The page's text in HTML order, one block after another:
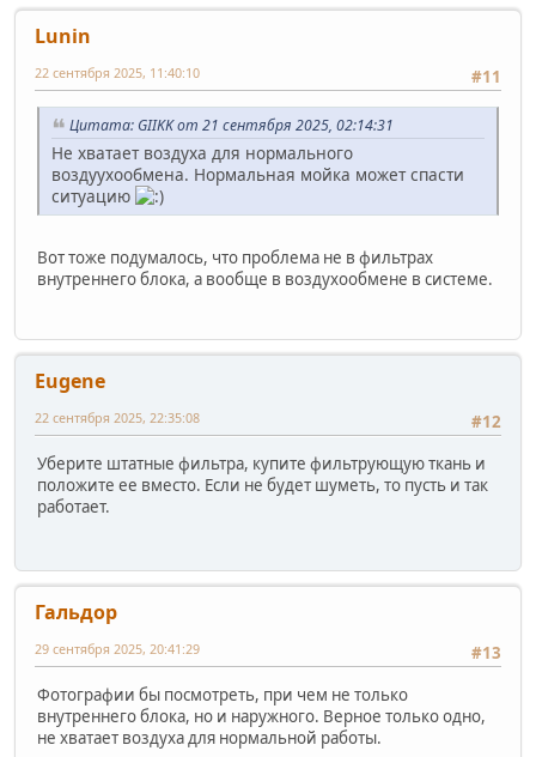
Lunin
#11
22 сентября 2025, 11:40:10
Цитата: GIIKK от 21 сентября 2025, 02:14:31
Не хватает воздуха для нормального
воздуухообмена. Нормальная мойка может спасти
ситуацию
Вот тоже подумалось, что проблема не в фильтрах
внутреннего блока, а вообще в воздухообмене в системе.
Eugene
#12
22 сентября 2025, 22:35:08
Уберите штатные фильтра, купите фильтрующую ткань и
положите ее вместо. Если не будет шуметь, то пусть и так
работает.
Гальдор
#13
29 сентября 2025, 20:41:29
Фотографии бы посмотреть, при чем не только
внутреннего блока, но и наружного. Верное только одно,
не хватает воздуха для нормальной работы.